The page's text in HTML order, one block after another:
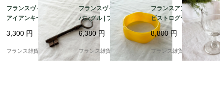
フランスヴィンテージ
アイアンキー | 鍛鉄の
パリの蚤の市 | 1900年
代中頃
3,300 円
フランス雑貨chouchou
フランスヴィンテージ
バングル | フレンチ イ
エローカラー 太バング
ル｜レトロ樹脂 |1960s
6,380円
フランス雑貨chouchou
フランスアンティーク
ビストログラス | 19世
紀フランスの温もり |
宙吹き（手吹き）ガラ
ス 1
8,800 円
フランス雑貨chouchou